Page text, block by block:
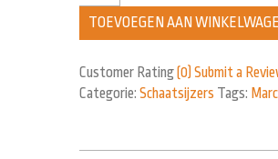
TOEVOEGEN AAN
Customer Rating (0) Submit a
Categorie: Schaatsijzers Tags: